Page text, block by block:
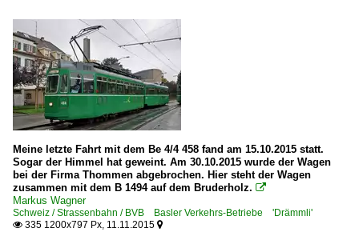
Meine letzte Fahrt mit dem Be 4/4 458 fand am 15.10.2015 statt.
Sogar der Himmel hat geweint. Am 30.10.2015 wurde der Wagen
bei der Firma Thommen abgebrochen. Hier steht der Wagen
zusammen mit dem B 1494 auf dem Bruderholz. 
Markus Wagner
Schweiz / Strassenbahn / BVB Basler Verkehrs-Betriebe 'Drämmli'
 335 1200x797 Px, 11.11.2015 